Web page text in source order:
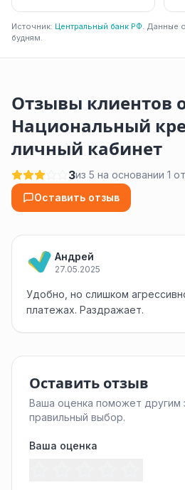
Источник: Центральный банк РФ. Данные
будням.
Отзывы клиентов
Национальный
личный кабинет
3из 5 на основании 1
Оставить отзыв
Андрей
27.05.2025
Удобно, но слишком
платежах. Раздражает.
Оставить отзыв
Ваша оценка поможет другим
правильный выбор.
Ваша оценка